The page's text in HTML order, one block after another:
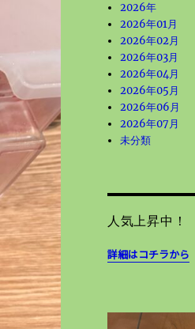
2026年
2026年01月
2026年02月
2026年03月
2026年04月
2026年05月
2026年06月
2026年07月
未分類
人気上昇中
詳細はコチラから